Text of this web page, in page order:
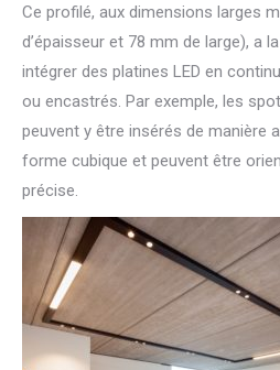
Ce profilé, aux dimensions larges
d’épaisseur et 78 mm de large), a
intégrer des platines LED en
ou encastrés. Par exemple, les
peuvent y être insérés de manière
forme cubique et peuvent être
précise.